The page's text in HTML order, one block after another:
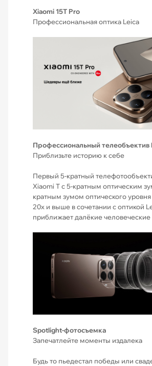
Xiaomi 15T Pro
Профессиональная оптика Leica
Профессиональный телеобъектив
Приблизьте историю к себе
Первый 5-кратный
Xiaomi T с 5-кратным оптическим
кратным зумом оптического
20x и выше в сочетании с оптикой
приближает далёкие человеческие
Spotlight-фотосъемка
Запечатлейте моменты издалека
Будь то пьедестал победы или